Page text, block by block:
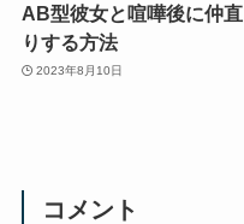
AB型彼女と喧嘩後に仲直
りする方法
2023年8月10日
コメント